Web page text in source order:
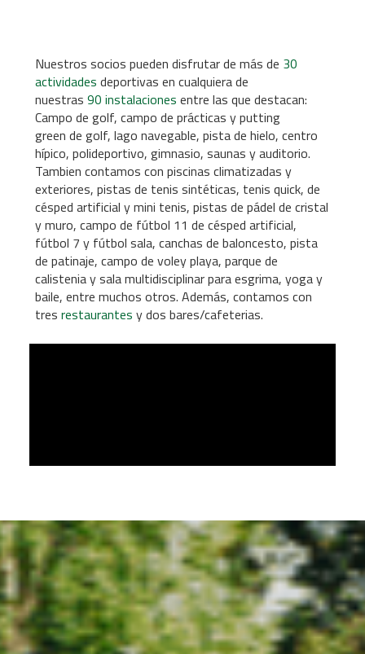
Nuestros socios pueden disfrutar de más de 30
actividades deportivas en cualquiera de
nuestras90 instalaciones entre las que destacan:
Campo de golf, campo de prácticas y putting
green de golf, lago navegable, pista de hielo, centro
hípico, polideportivo, gimnasio, saunas y auditorio.
Tambien contamos con piscinas climatizadas y
exteriores, pistas de tenis sintéticas, tenis quick, de
césped artificial y mini tenis, pistas de pádel de cristal
y muro, campo de fútbol 11 de césped artificial,
fútbol 7 y fútbol sala, canchas de baloncesto, pista
de patinaje, campo de voley playa, parque de
calistenia y sala multidisciplinar para esgrima, yoga y
baile, entre muchos otros. Además, contamos con
tresrestaurantes y dos bares/cafeterias.